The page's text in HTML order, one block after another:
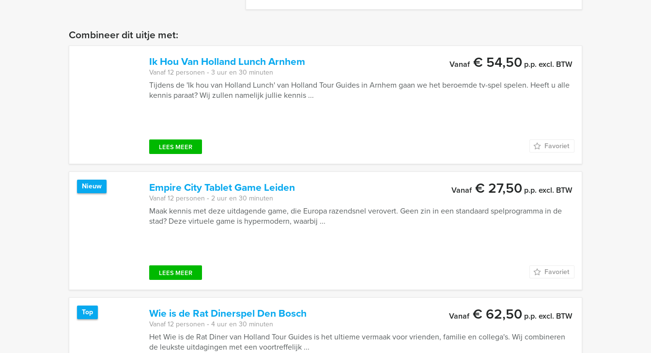
Combineer dit uitje met:
Ik Hou Van Holland Lunch Arnhem
Vanaf€ 54,50 p.p. excl. BTW
Vanaf 12 personen ‐ 3 uur en 30 minuten
Tijdens de 'Ik hou van Holland Lunch' van Holland Tour Guides in Arnhem gaan we het beroemde tv-spel spelen. Heeft u alle
kennis paraat? Wij zullen namelijk jullie kennis ...
LEES MEER Favoriet
Empire City Tablet Game Leiden
Nieuw Vanaf€ 27,50 p.p. excl. BTW
Vanaf 12 personen ‐ 2 uur en 30 minuten
Maak kennis met deze uitdagende game, die Europa razendsnel verovert. Geen zin in een standaard spelprogramma in de
stad? Deze virtuele game is hypermodern, waarbij ...
LEES MEER Favoriet
Wie is de Rat Dinerspel Den Bosch
Top Vanaf€ 62,50 p.p. excl. BTW
Vanaf 12 personen ‐ 4 uur en 30 minuten
Het Wie is de Rat Diner van Holland Tour Guides is het ultieme vermaak voor vrienden, familie en collega's. Wij combineren
de leukste uitdagingen met een voortreffelijk ...